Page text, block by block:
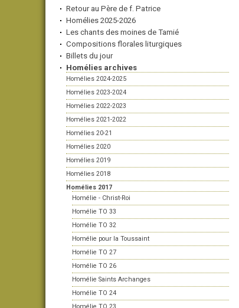
Retour au Père de f. Patrice
Homélies 2025-2026
Les chants des moines de Tamié
Compositions florales liturgiques
Billets du jour
Homélies archives
Homélies 2024-2025
Homélies 2023-2024
Homélies 2022-2023
Homélies 2021-2022
Homélies 20-21
Homélies 2020
Homélies 2019
Homélies 2018
Homélies 2017
Homélie - Christ-Roi
Homélie TO 33
Homélie TO 32
Homélie pour la Toussaint
Homélie TO 27
Homélie TO 26
Homélie Saints Archanges
Homélie TO 24